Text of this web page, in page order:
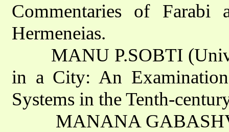
Commentaries of Farabi
Hermeneias.
MANU P.SOBTI
in a City: An
Systems in the Tenth-
MANANA